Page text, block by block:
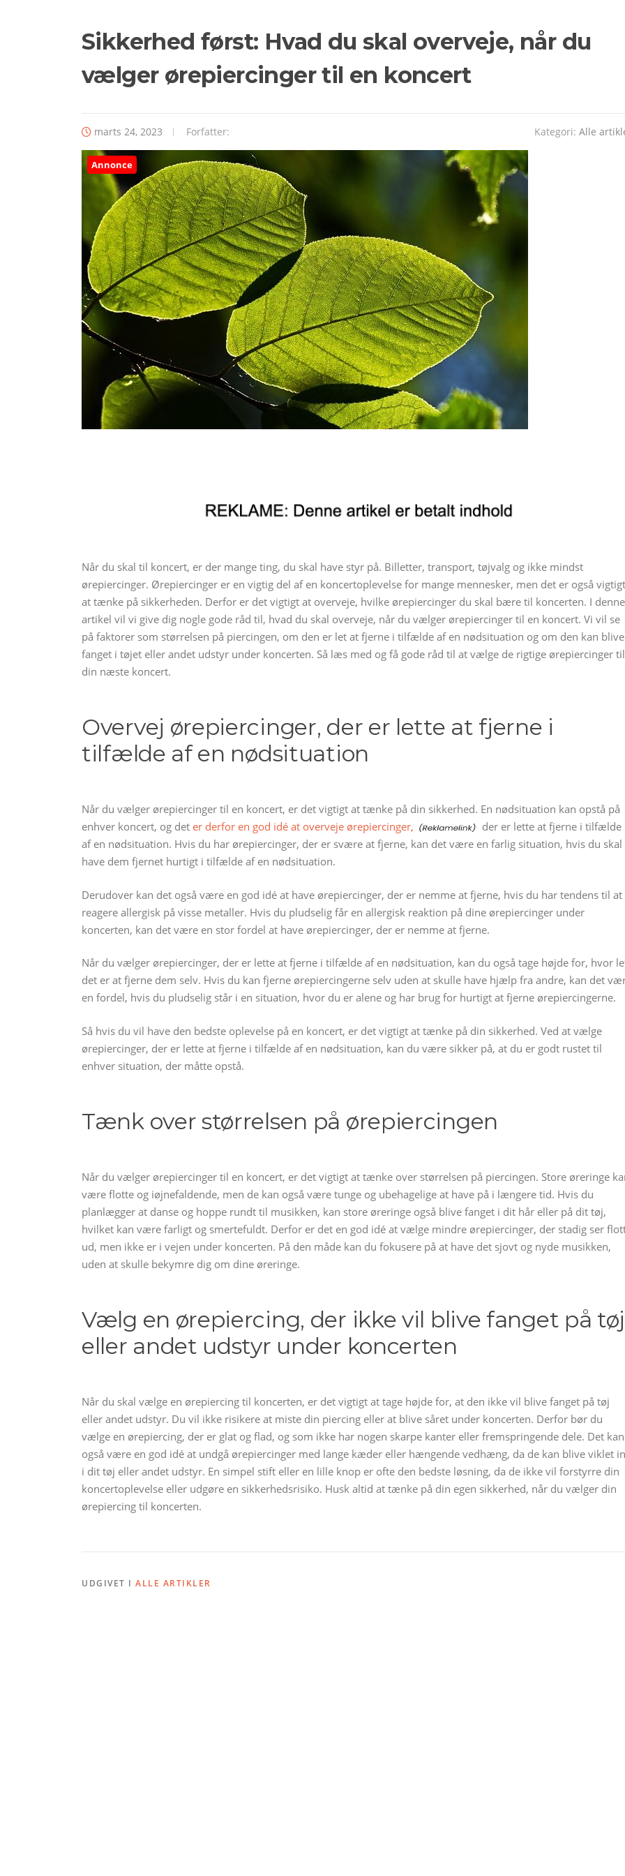
Sikkerhed først: Hvad du skal overveje, når du
vælger ørepiercinger til en koncert
marts 24, 2023 Forfatter: Kategori: Alle
Annonce
Når du skal til koncert, er der mange ting, du skal have styr på. Billetter, transport, tøjvalg og ikke mindst
ørepiercinger. Ørepiercinger er en vigtig del af en koncertoplevelse for mange mennesker, men det er også vigtigt
at tænke på sikkerheden. Derfor er det vigtigt at overveje, hvilke ørepiercinger du skal bære til koncerten. I denne
artikel vil vi give dig nogle gode råd til, hvad du skal overveje, når du vælger ørepiercinger til en koncert. Vi vil se
på faktorer som størrelsen på piercingen, om den er let at fjerne i tilfælde af en nødsituation og om den kan blive
fanget i tøjet eller andet udstyr under koncerten. Så læs med og få gode råd til at vælge de rigtige ørepiercinger til
din næste koncert.
Overvej ørepiercinger, der er lette at fjerne i
tilfælde af en nødsituation
Når du vælger ørepiercinger til en koncert, er det vigtigt at tænke på din sikkerhed. En nødsituation kan opstå på
enhver koncert, og det er derfor en god idé at overveje ørepiercinger,
der er lette at fjerne i tilfælde
af en nødsituation. Hvis du har ørepiercinger, der er svære at fjerne, kan det være en farlig situation, hvis du skal
have dem fjernet hurtigt i tilfælde af en nødsituation.
Derudover kan det også være en god idé at have ørepiercinger, der er nemme at fjerne, hvis du har tendens til at
reagere allergisk på visse metaller. Hvis du pludselig får en allergisk reaktion på dine ørepiercinger under
koncerten, kan det være en stor fordel at have ørepiercinger, der er nemme at fjerne.
Når du vælger ørepiercinger, der er lette at fjerne i tilfælde af en nødsituation, kan du også tage højde for, hvor
det er at fjerne dem selv. Hvis du kan fjerne ørepiercingerne selv uden at skulle have hjælp fra andre, kan det
en fordel, hvis du pludselig står i en situation, hvor du er alene og har brug for hurtigt at fjerne ørepiercingerne.
Så hvis du vil have den bedste oplevelse på en koncert, er det vigtigt at tænke på din sikkerhed. Ved at vælge
ørepiercinger, der er lette at fjerne i tilfælde af en nødsituation, kan du være sikker på, at du er godt rustet til
enhver situation, der måtte opstå.
Tænk over størrelsen på ørepiercingen
Når du vælger ørepiercinger til en koncert, er det vigtigt at tænke over størrelsen på piercingen. Store øreringe
være flotte og iøjnefaldende, men de kan også være tunge og ubehagelige at have på i længere tid. Hvis du
planlægger at danse og hoppe rundt til musikken, kan store øreringe også blive fanget i dit hår eller på dit tøj,
hvilket kan være farligt og smertefuldt. Derfor er det en god idé at vælge mindre ørepiercinger, der stadig ser
ud, men ikke er i vejen under koncerten. På den måde kan du fokusere på at have det sjovt og nyde musikken,
uden at skulle bekymre dig om dine øreringe.
Vælg en ørepiercing, der ikke vil blive fanget på tøj
eller andet udstyr under koncerten
Når du skal vælge en ørepiercing til koncerten, er det vigtigt at tage højde for, at den ikke vil blive fanget på tøj
eller andet udstyr. Du vil ikke risikere at miste din piercing eller at blive såret under koncerten. Derfor bør du
vælge en ørepiercing, der er glat og flad, og som ikke har nogen skarpe kanter eller fremspringende dele. Det kan
også være en god idé at undgå ørepiercinger med lange kæder eller hængende vedhæng, da de kan blive viklet
i dit tøj eller andet udstyr. En simpel stift eller en lille knop er ofte den bedste løsning, da de ikke vil forstyrre din
koncertoplevelse eller udgøre en sikkerhedsrisiko. Husk altid at tænke på din egen sikkerhed, når du vælger din
ørepiercing til koncerten.
UDGIVET I ALLE ARTIKLER